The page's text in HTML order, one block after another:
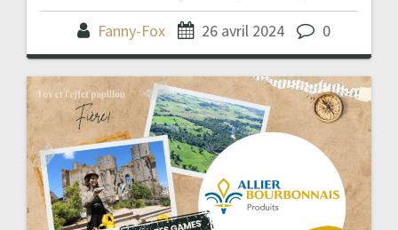
Fanny-Fox 26 avril 2024 0